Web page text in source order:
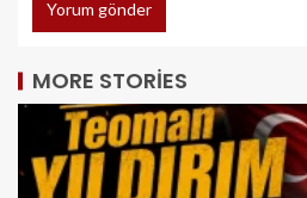
MORE STORIES